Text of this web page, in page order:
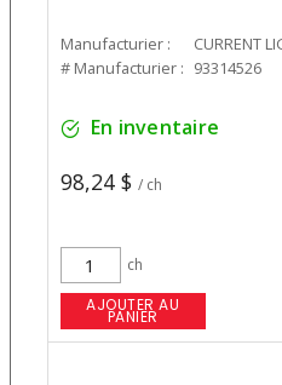
Manufacturier :
# Manufacturier : 93314526
En inventaire
98,24 $ / ch
ch
AJOUTER AU
PANIER